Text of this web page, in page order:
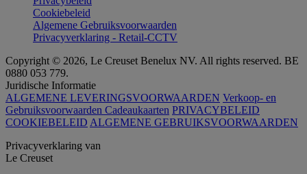
Cookiebeleid
Algemene Gebruiksvoorwaarden
Privacyverklaring - Retail-CCTV
Copyright © 2026, Le Creuset Benelux NV. All rights reserved. BE
0880 053 779.
Juridische Informatie
ALGEMENE LEVERINGSVOORWAARDEN Verkoop- en
Gebruiksvoorwaarden Cadeaukaarten PRIVACYBELEID
COOKIEBELEID ALGEMENE GEBRUIKSVOORWAARDEN
Privacyverklaring van
Le Creuset